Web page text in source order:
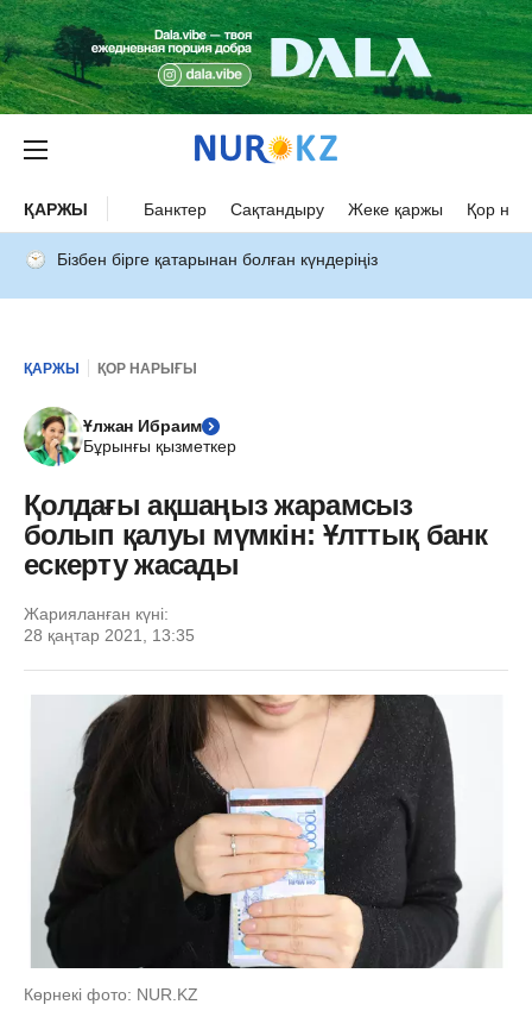
ҚАРЖЫ Банктер Сақтандыру Жеке қаржы Қор
Бізбен бірге қатарынан болған күндеріңіз
ҚАРЖЫ ҚОР НАРЫҒЫ
Ұлжан Ибраим
Бұрынғы қызметкер
Қолдағы ақшаңыз жарамсыз
болып қалуы мүмкін: Ұлттық банк
ескерту жасады
Жарияланған күні:
28 қаңтар 2021, 13:35
Көрнекі фото: NUR.KZ